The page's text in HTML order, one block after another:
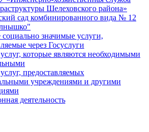
Шелеховского района»
сад комбинированного вида № 12
значимые услуги,
через Госуслуги
которые являются необходимыми
предоставляемых
учреждениями и другими
деятельность